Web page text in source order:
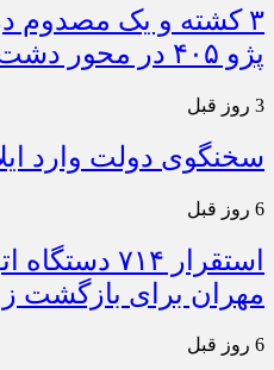
۳ کشته و یک مصدوم
پژو ۴۰۵ در محور دشت‌عباس–دهلران
3 روز قبل
سخنگوی دولت وارد
6 روز قبل
استقرار ۷۱۴
مهران برای بازگشت
6 روز قبل